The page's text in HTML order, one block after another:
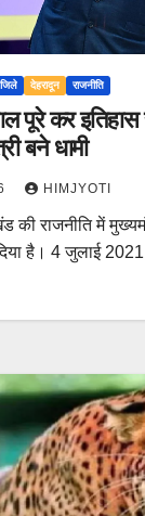
जिले देहरादून राजनीति
पूरे कर
बने धामी
HIMJYOTI
की राजनीति में
है। 4 जुलाई